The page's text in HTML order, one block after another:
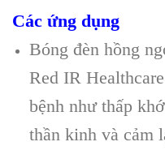
Các ứng dụng
Bóng đèn hồng
Red IR
bệnh như thấp
thần kinh và cảm